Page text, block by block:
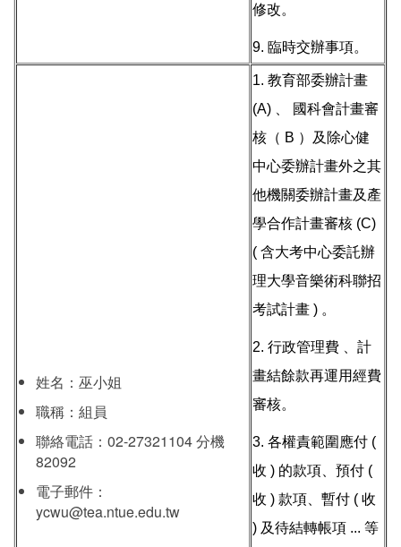
修改。
9. 臨時交辦事項。
姓名：巫小姐
職稱：組員
聯絡電話：02-27321104 分機
82092
電子郵件：
ycwu@tea.ntue.edu.tw
1. 教育部委辦計畫
(A) 、 國科會計畫審
核（ B ）及除心健
中心委辦計畫外之其
他機關委辦計畫及產
學合作計畫審核 (C)
( 含大考中心委託辦
理大學音樂術科聯招
考試計畫 ) 。
2. 行政管理費 、計
畫結餘款再運用經費
審核。
3. 各權責範圍應付 (
收 ) 的款項、預付 (
收 ) 款項、暫付 ( 收
) 及待結轉帳項 ... 等